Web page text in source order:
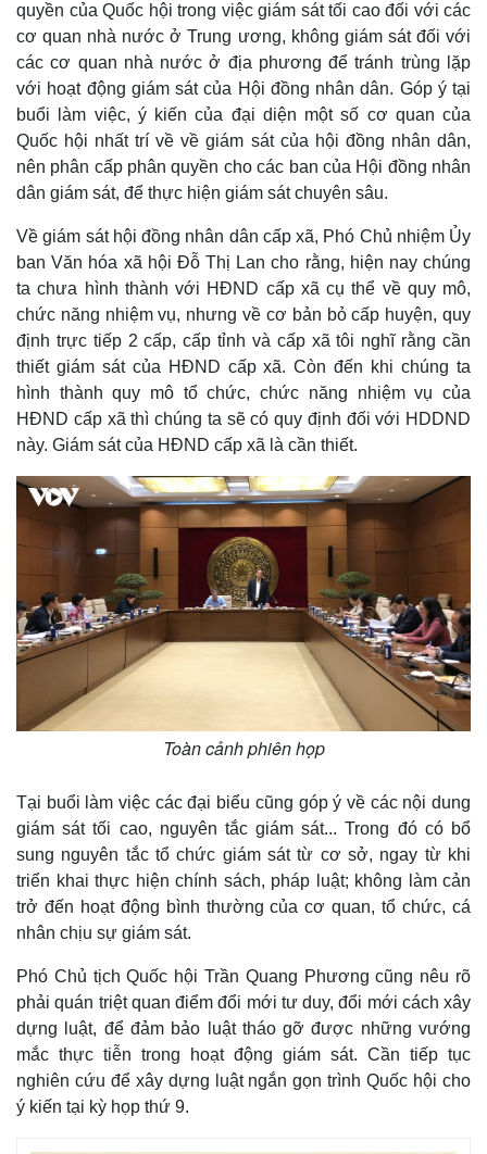
Kinh tế
Bất động sản
Khởi nghiệp
Thị trường
Giá vàng
Tiêu dùng
Giá cà phê
quyền của Quốc hội trong việc giám sát tối cao đối với các
cơ quan nhà nước ở Trung ương, không giám sát đối với
các cơ quan nhà nước ở địa phương để tránh trùng lặp
với hoạt động giám sát của Hội đồng nhân dân. Góp ý tại
buổi làm việc, ý kiến của đại diện một số cơ quan của
Quốc hội nhất trí về về giám sát của hội đồng nhân dân,
nên phân cấp phân quyền cho các ban của Hội đồng nhân
dân giám sát, để thực hiện giám sát chuyên sâu.
Về giám sát hội đồng nhân dân cấp xã, Phó Chủ nhiệm Ủy
ban Văn hóa xã hội Đỗ Thị Lan cho rằng, hiện nay chúng
ta chưa hình thành với HĐND cấp xã cụ thể về quy mô,
chức năng nhiệm vụ, nhưng về cơ bản bỏ cấp huyện, quy
định trực tiếp 2 cấp, cấp tỉnh và cấp xã tôi nghĩ rằng cần
thiết giám sát của HĐND cấp xã. Còn đến khi chúng ta
hình thành quy mô tổ chức, chức năng nhiệm vụ của
HĐND cấp xã thì chúng ta sẽ có quy định đối với HDDND
này. Giám sát của HĐND cấp xã là cần thiết.
Toàn cảnh phiên họp
Tại buổi làm việc các đại biểu cũng góp ý về các nội dung
giám sát tối cao, nguyên tắc giám sát... Trong đó có bổ
sung nguyên tắc tổ chức giám sát từ cơ sở, ngay từ khi
triển khai thực hiện chính sách, pháp luật; không làm cản
trở đến hoạt động bình thường của cơ quan, tổ chức, cá
nhân chịu sự giám sát.
Phó Chủ tịch Quốc hội Trần Quang Phương cũng nêu rõ
phải quán triệt quan điểm đổi mới tư duy, đổi mới cách xây
dựng luật, để đảm bảo luật tháo gỡ được những vướng
mắc thực tiễn trong hoạt động giám sát. Cần tiếp tục
nghiên cứu để xây dựng luật ngắn gọn trình Quốc hội cho
ý kiến tại kỳ họp thứ 9.